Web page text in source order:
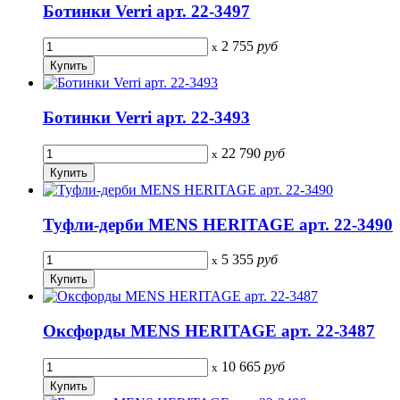
Ботинки Verri арт. 22-3497
x 2 755 руб
Ботинки Verri арт. 22-3493
x 22 790 руб
Туфли-дерби MENS HERITAGE арт. 22-3490
x 5 355 руб
Оксфорды MENS HERITAGE арт. 22-3487
x 10 665 руб